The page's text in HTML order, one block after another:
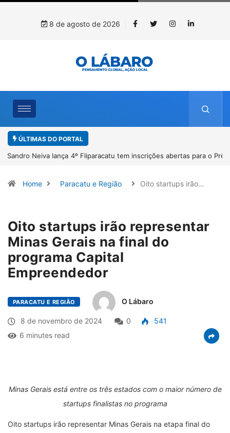
8 de agosto de 2026
ÚLTIMAS DO PORTAL
4º Fliparacatu tem inscrições abertas para o Prêmio de Redação e
Home Paracatu e Região Oito startups irão…
Oito startups irão representar
Minas Gerais na final do
programa Capital
Empreendedor
PARACATU E REGIÃO O Lábaro
8 de novembro de 2024 0
541
6 minutes read
Minas Gerais está entre os três estados com o maior número de
startups finalistas no programa
Oito startups irão representar Minas Gerais na etapa final do